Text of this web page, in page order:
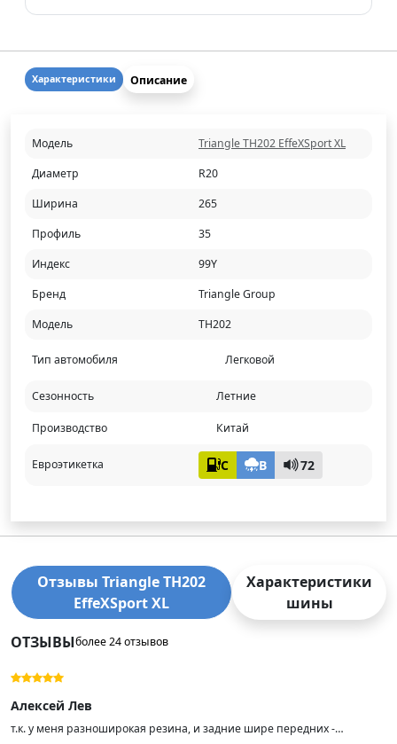
Характеристики Описание
Модель
Triangle TH202 EffeXSport XL
Диаметр
R20
Ширина
265
Профиль
35
Индекс
99Y
Бренд
Triangle Group
Модель
TH202
Тип автомобиля Легковой
Сезонность Летние
Производство Китай
Евроэтикетка C B 72
Отзывы Triangle TH202
EffeXSport XL
Характеристики
шины
ОТЗЫВЫболее 24 отзывов
Алексей Лев
т.к. у меня разноширокая резина, и задние шире передних -